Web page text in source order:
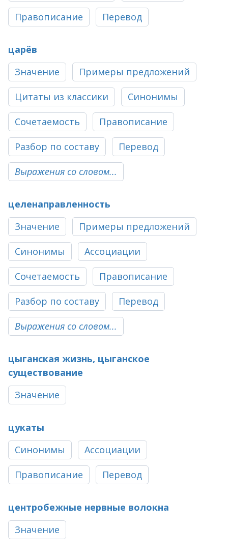
Правописание Перевод
царёв
Значение
Примеры предложений
Цитаты из классики Синонимы
Сочетаемость Правописание
Разбор по составу Перевод
Выражения со словом...
целенаправленность
Значение
Примеры предложений
Синонимы Ассоциации
Сочетаемость Правописание
Разбор по составу Перевод
Выражения со словом...
цыганская жизнь, цыганское
существование
Значение
цукаты
Синонимы
Ассоциации
Правописание Перевод
центробежные нервные волокна
Значение